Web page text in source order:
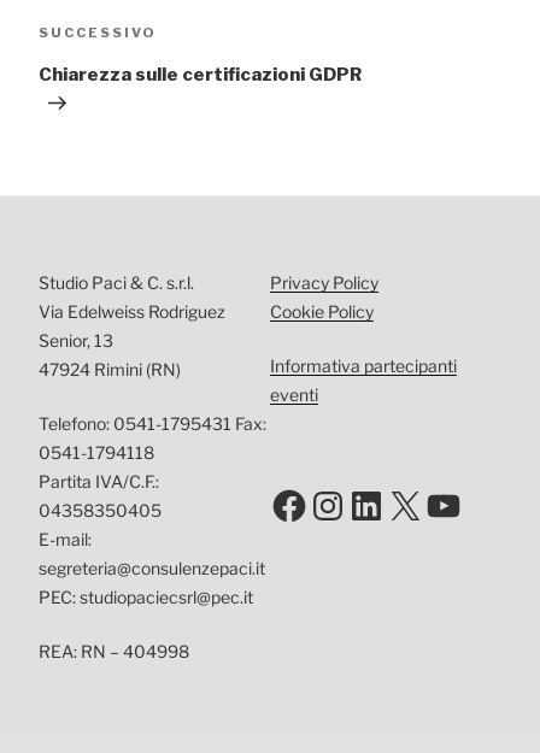
Articolo
SUCCESSIVO
Chiarezza sulle certificazioni GDPR
Studio Paci & C. s.r.l.
Via Edelweiss Rodriguez
Senior, 13
47924 Rimini (RN)
Telefono: 0541-1795431 Fax:
0541-1794118
Partita IVA/C.F.:
04358350405
E-mail:
segreteria@consulenzepaci.it
PEC: studiopaciecsrl@pec.it
REA: RN – 404998
Privacy Policy
Cookie Policy
Informativa partecipanti
eventi
Facebook
Instagram
LinkedIn
X